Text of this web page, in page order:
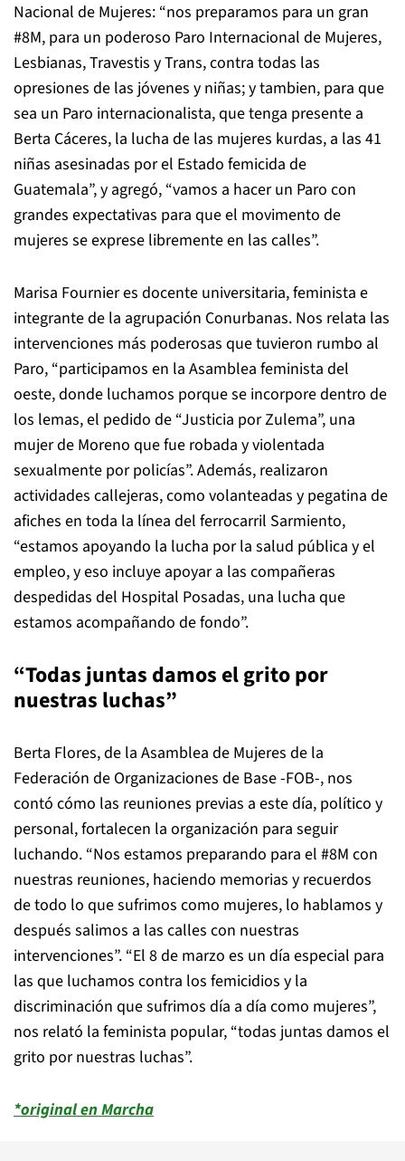
Nacional de Mujeres: “nos preparamos para un gran
#8M, para un poderoso Paro Internacional de Mujeres,
Lesbianas, Travestis y Trans, contra todas las
opresiones de las jóvenes y niñas; y tambien, para que
sea un Paro internacionalista, que tenga presente a
Berta Cáceres, la lucha de las mujeres kurdas, a las 41
niñas asesinadas por el Estado femicida de
Guatemala”, y agregó, “vamos a hacer un Paro con
grandes expectativas para que el movimento de
mujeres se exprese libremente en las calles”.
Marisa Fournier es docente universitaria, feminista e
integrante de la agrupación Conurbanas. Nos relata las
intervenciones más poderosas que tuvieron rumbo al
Paro, “participamos en la Asamblea feminista del
oeste, donde luchamos porque se incorpore dentro de
los lemas, el pedido de “Justicia por Zulema”, una
mujer de Moreno que fue robada y violentada
sexualmente por policías”. Además, realizaron
actividades callejeras, como volanteadas y pegatina de
afiches en toda la línea del ferrocarril Sarmiento,
“estamos apoyando la lucha por la salud pública y el
empleo, y eso incluye apoyar a las compañeras
despedidas del Hospital Posadas, una lucha que
estamos acompañando de fondo”.
“Todas juntas damos el grito por
nuestras luchas”
Berta Flores, de la Asamblea de Mujeres de la
Federación de Organizaciones de Base -FOB-, nos
contó cómo las reuniones previas a este día, político y
personal, fortalecen la organización para seguir
luchando. “Nos estamos preparando para el #8M con
nuestras reuniones, haciendo memorias y recuerdos
de todo lo que sufrimos como mujeres, lo hablamos y
después salimos a las calles con nuestras
intervenciones”. “El 8 de marzo es un día especial para
las que luchamos contra los femicidios y la
discriminación que sufrimos día a día como mujeres”,
nos relató la feminista popular, “todas juntas damos el
grito por nuestras luchas”.
*original en Marcha